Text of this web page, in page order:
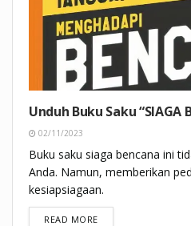
Unduh Buku Saku “SIAGA
02/11/2023
Buku saku siaga bencana ini
Anda. Namun, memberikan
kesiapsiagaan.
READ MOREDETAILS